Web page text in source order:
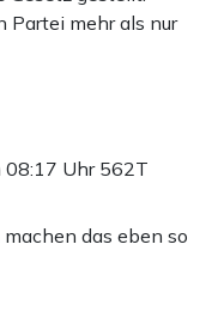
Partei mehr als nur
08:17 Uhr 562T
das eben so